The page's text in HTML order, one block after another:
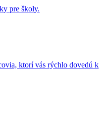
pre školy.
ktorí vás rýchlo dovedú k